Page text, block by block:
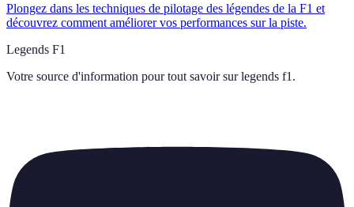
Plongez dans les techniques de pilotage des légendes de la F1 et
découvrez comment améliorer vos performances sur la piste.
Legends F1
Votre source d'information pour tout savoir sur legends f1 .